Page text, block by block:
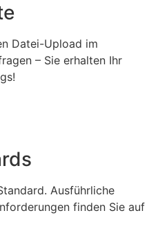
Datei-Upload im
– Sie erhalten Ihr
Ausführliche
finden Sie auf